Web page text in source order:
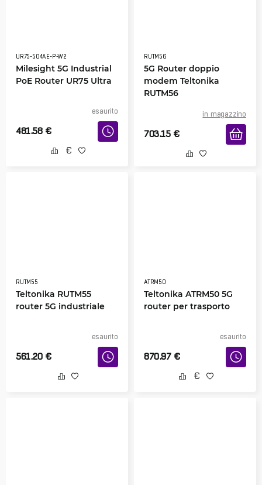
UR75-504AE-P-W2
Milesight 5G Industrial
PoE Router UR75 Ultra
esaurito
481.58 €
RUTM56
5G Router doppio
modem Teltonika
RUTM56
in magazzino
703.15 €
RUTM55
Teltonika RUTM55
router 5G industriale
esaurito
561.20 €
ATRM50
Teltonika ATRM50 5G
router per trasporto
esaurito
870.97 €